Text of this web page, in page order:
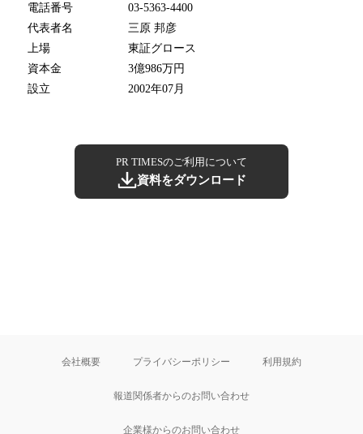
電話番号
03-5363-4400
代表者名
三原 邦彦
上場
東証グロース
資本金
3億986万円
設立
2002年07月
PR TIMESのご利用について
資料をダウンロード
会社概要 プライバシーポリシー 利用規約
報道関係者からのお問い合わせ
企業様からのお問い合わせ